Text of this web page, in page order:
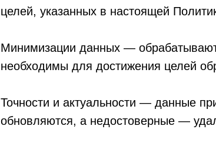
целей, указанных в настоящей
Минимизации данных —
необходимы для достижения целей
Точности и актуальности — данные
обновляются, а недостоверные —